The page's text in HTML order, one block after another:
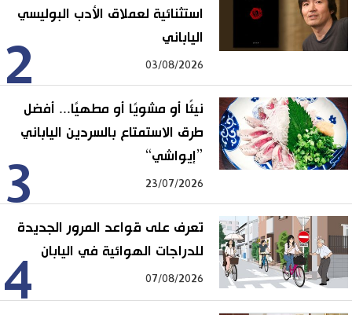
2
استثنائية لعملاق الأدب البوليسي
الياباني
03/08/2026
3
نيئًا أو مشويًا أو مطهيًا... أفضل
طرق الاستمتاع بالسردين الياباني
”إيواشي“
23/07/2026
4
تعرف على قواعد المرور الجديدة
للدراجات الهوائية في اليابان
07/08/2026